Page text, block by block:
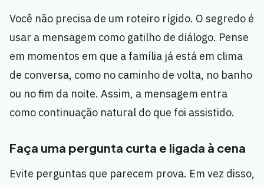
Você não precisa de um roteiro rígido. O segredo é
usar a mensagem como gatilho de diálogo. Pense
em momentos em que a família já está em clima
de conversa, como no caminho de volta, no banho
ou no fim da noite. Assim, a mensagem entra
como continuação natural do que foi assistido.
Faça uma pergunta curta e ligada à cena
Evite perguntas que parecem prova. Em vez disso,